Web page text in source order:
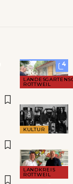
4
ROTTWEIL
KULTUR
LANDKREIS
ROTTWEIL